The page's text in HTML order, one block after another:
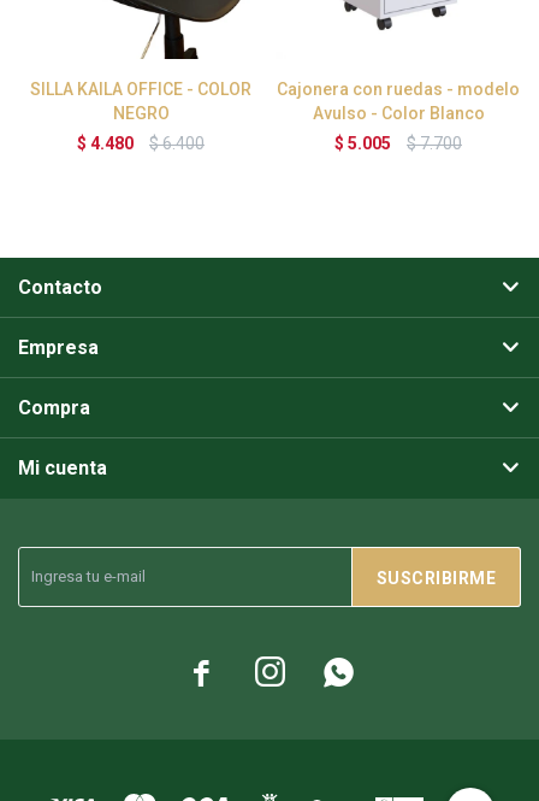
SILLA KAILA OFFICE - COLOR
NEGRO
$ 4.480 $6.400
Cajonera con ruedas - modelo
Avulso - Color Blanco
$ 5.005 $7.700
SUSCRIBIRME
  
Contacto
Empresa
Compra
Mi cuenta